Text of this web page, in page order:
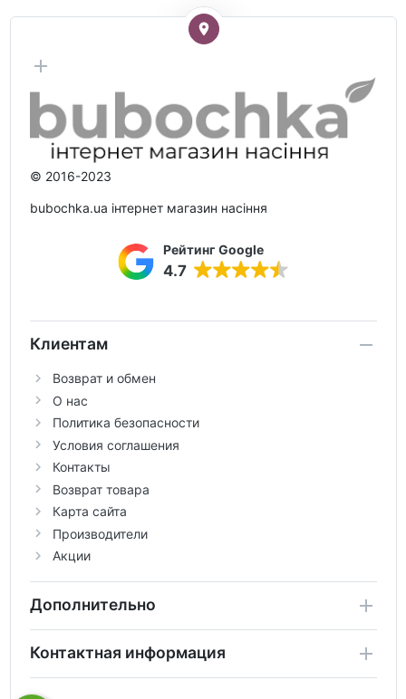
© 2016-2023
bubochka.ua інтернет магазин насіння
Рейтинг Google
4.7
Клиентам
Возврат и обмен
О нас
Политика безопасности
Условия соглашения
Контакты
Возврат товара
Карта сайта
Производители
Акции
Дополнительно
Контактная информация